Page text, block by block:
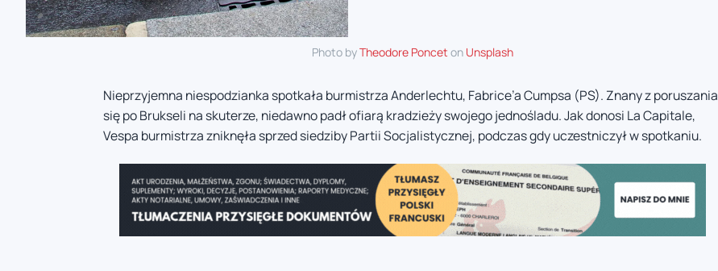
Photo byTheodore Poncet on Unsplash
Nieprzyjemna niespodzianka spotkała burmistrza Anderlechtu, Fabrice’a Cumpsa (PS). Znany z poruszania
się po Brukseli na skuterze, niedawno padł ofiarą kradzieży swojego jednośladu. Jak donosi La Capitale,
Vespa burmistrza zniknęła sprzed siedziby Partii Socjalistycznej, podczas gdy uczestniczył w spotkaniu.